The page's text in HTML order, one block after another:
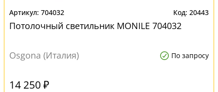
704032 20443
Потолочный светильник MONILE 704032
Osgona (Италия) По запросу
14 250 ₽